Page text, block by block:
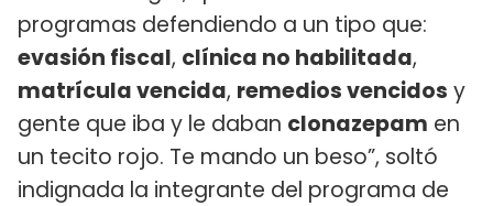
programas defendiendo a un tipo que:
evasión fiscal, clínica no habilitada,
matrícula vencida, remedios vencidos y
gente que iba y le daban clonazepam en
un tecito rojo. Te mando un beso”, soltó
indignada la integrante del programa de